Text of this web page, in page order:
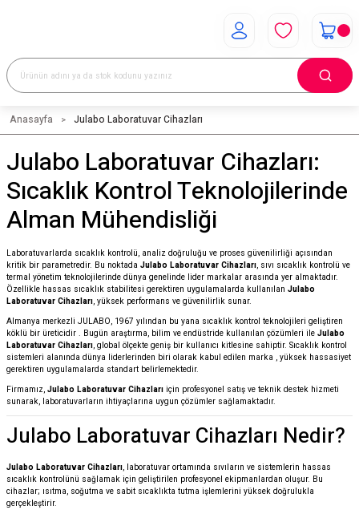
Anasayfa Julabo Laboratuvar Cihazları
Julabo Laboratuvar Cihazları:
Sıcaklık Kontrol Teknolojilerinde
Alman Mühendisliği
Laboratuvarlarda sıcaklık kontrolü, analiz doğruluğu ve proses güvenilirliği açısından
kritik bir parametredir. Bu noktada Julabo Laboratuvar Cihazları, sıvı sıcaklık kontrolü ve
termal yönetim teknolojilerinde dünya genelinde lider markalar arasında yer almaktadır.
Özellikle hassas sıcaklık stabilitesi gerektiren uygulamalarda kullanılan Julabo
Laboratuvar Cihazları, yüksek performans ve güvenilirlik sunar.
Almanya merkezli JULABO, 1967 yılından bu yana sıcaklık kontrol teknolojileri geliştiren
köklü bir üreticidir . Bugün araştırma, bilim ve endüstride kullanılan çözümleri ile Julabo
Laboratuvar Cihazları, global ölçekte geniş bir kullanıcı kitlesine sahiptir. Sıcaklık kontrol
sistemleri alanında dünya liderlerinden biri olarak kabul edilen marka , yüksek hassasiyet
gerektiren uygulamalarda standart belirlemektedir.
Firmamız, Julabo Laboratuvar Cihazları için profesyonel satış ve teknik destek hizmeti
sunarak, laboratuvarların ihtiyaçlarına uygun çözümler sağlamaktadır.
Julabo Laboratuvar Cihazları Nedir?
Julabo Laboratuvar Cihazları, laboratuvar ortamında sıvıların ve sistemlerin hassas
sıcaklık kontrolünü sağlamak için geliştirilen profesyonel ekipmanlardan oluşur. Bu
cihazlar; ısıtma, soğutma ve sabit sıcaklıkta tutma işlemlerini yüksek doğrulukla
gerçekleştirir.